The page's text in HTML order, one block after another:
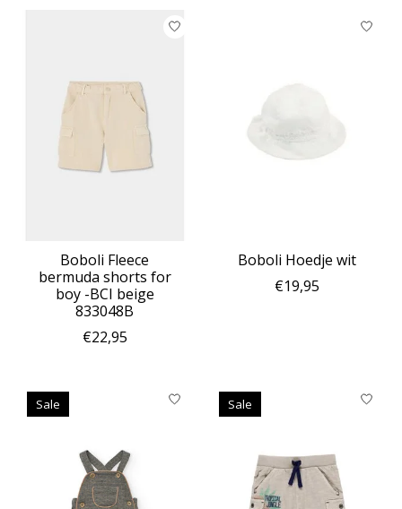
Boboli Fleece
bermuda shorts for
boy -BCI beige
833048B
€22,95
Boboli Hoedje wit
€19,95
Sale Sale